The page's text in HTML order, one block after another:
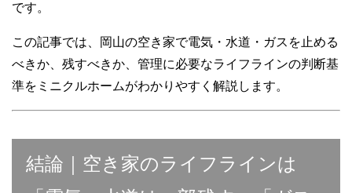
です。
この記事では、岡山の空き家で電気・水道・ガスを止める
べきか、残すべきか、管理に必要なライフラインの判断基
準をミニクルホームがわかりやすく解説します。
結論｜空き家のライフラインは